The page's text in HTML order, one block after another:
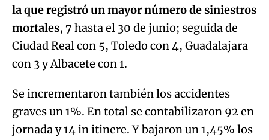
la que registró un mayor número de siniestros
mortales, 7 hasta el 30 de junio; seguida de
Ciudad Real con 5, Toledo con 4, Guadalajara
con 3 y Albacete con 1.
Se incrementaron también los accidentes
graves un 1%. En total se contabilizaron 92 en
jornada y 14 in itinere. Y bajaron un 1,45% los